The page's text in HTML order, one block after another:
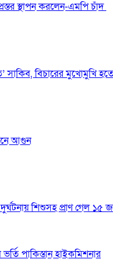
স্থাপন করলেন-এমপি চাঁদ
সাকিব, বিচারের মুখোমুখি
আগুন
শিশুসহ প্রাণ গেল ১৫
পাকিস্তান হাইকমিশনার